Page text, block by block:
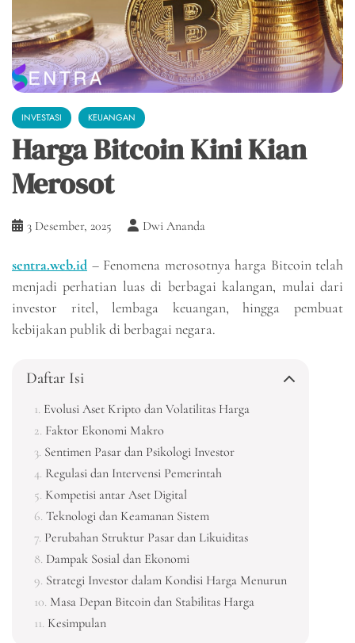
INVESTASI KEUANGAN
Harga Bitcoin Kini Kian
Merosot
3 Desember, 2025 Dwi Ananda
sentra.web.id – Fenomena merosotnya harga Bitcoin telah
menjadi perhatian luas di berbagai kalangan, mulai dari
investor ritel, lembaga keuangan, hingga pembuat
kebijakan publik di berbagai negara.
Daftar Isi
Evolusi Aset Kripto dan Volatilitas Harga
Faktor Ekonomi Makro
Sentimen Pasar dan Psikologi Investor
Regulasi dan Intervensi Pemerintah
Kompetisi antar Aset Digital
Teknologi dan Keamanan Sistem
Perubahan Struktur Pasar dan Likuiditas
Dampak Sosial dan Ekonomi
Strategi Investor dalam Kondisi Harga Menurun
Masa Depan Bitcoin dan Stabilitas Harga
Kesimpulan